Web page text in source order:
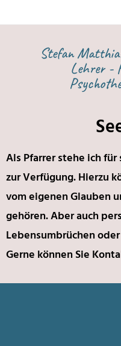
Stefan
Lehrer -
Als Pfarrer stehe ich für
zur Verfügung. Hierzu
vom eigenen Glauben
gehören. Aber auch
Lebensumbrüchen
Gerne können Sie